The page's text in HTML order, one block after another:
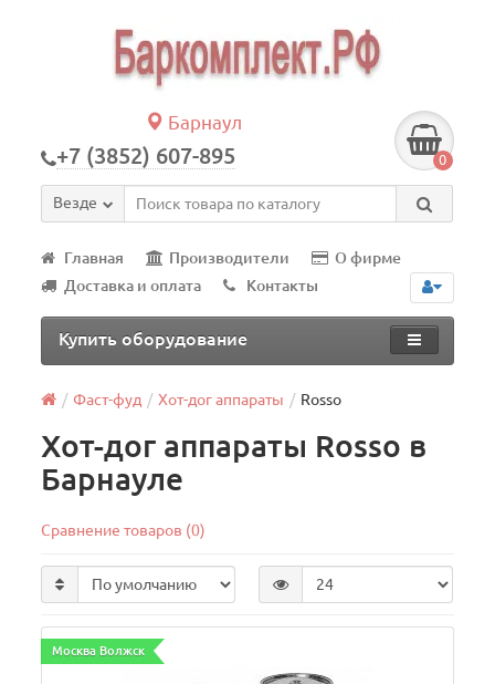
Барнаул
+7 (3852) 607-895 0
Везде
Главная Производители
О фирме
Доставка и оплата
Контакты
Купить оборудование
Фаст-фуд Хот-дог аппараты Rosso
Хот-дог аппараты Rosso в
Барнауле
Сравнение товаров (0)
Москва Волжск